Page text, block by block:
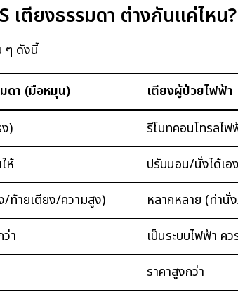
เตียงธรรมดา ต่างกันแค่ไหน?
ๆ ดังนี้
ดา (มือหมุน)
เตียงผู้ป่วยไฟฟ้า
)
รีโมทคอนโทรลไ
ห้
ปรับนอน/นั่งได้เอ
ท้ายเตียง/ความสูง)
หลากหลาย (ท่านั่
า
เป็นระบบไฟฟ้า ค
ราคาสูงกว่า